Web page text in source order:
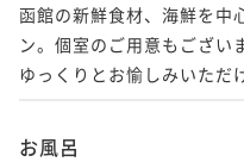
函館の新鮮食材、海鮮を中
ン。個室のご用意もござい
お風呂